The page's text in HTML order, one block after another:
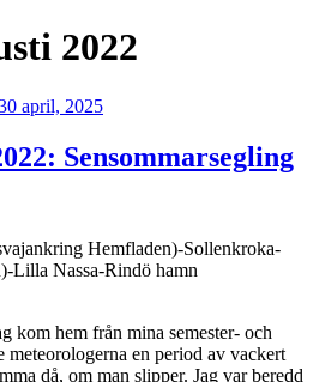
2022
april, 2025
Sensommarsegling
Hemfladen)-Sollenkroka-
Lilla Nassa-Rindö hamn
kom hem från mina semester- och
meteorologerna en period av vackert
då, om man slipper. Jag var beredd